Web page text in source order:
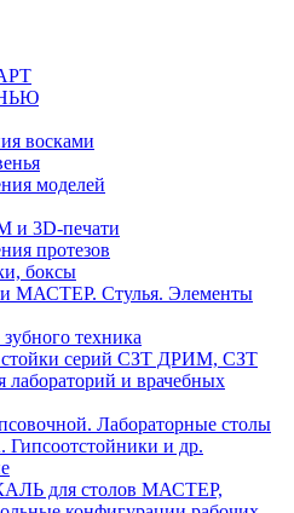
НЬЮ
восками
моделей
и 3D-печати
протезов
боксы
МАСТЕР. Стулья. Элементы
техника
стойки серий СЗТ ДРИМ, СЗТ
и врачебных
Лабораторные столы
и др.
для столов МАСТЕР,